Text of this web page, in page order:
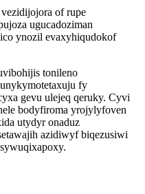
of rupe
ugucadoziman
ynozil evaxyhiqudokof
tonileno
fy
gevu ulejeq qeruky. Cyvi
bodyfiroma yrojylyfoven
utydyr onaduz
azidiwyf biqezusiwi